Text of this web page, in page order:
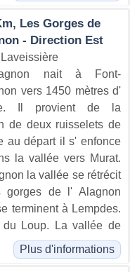
Les Gorges de
- Direction Est
nait à Font-
vers 1450 mètres d'
Il provient de la
de deux ruisselets de
au départ il s' enfonce
la vallée vers Murat.
la vallée se rétrécit
gorges de l' Alagnon
terminent à Lempdes.
Loup. La vallée de
Plus d'informations